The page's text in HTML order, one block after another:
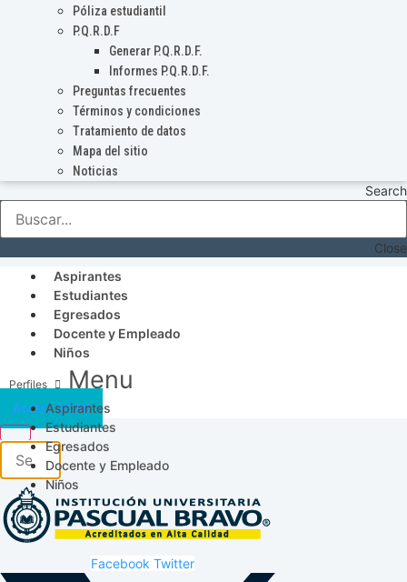
Póliza estudiantil
P.Q.R.D.F
Generar P.Q.R.D.F.
Informes P.Q.R.D.F.
Preguntas frecuentes
Términos y condiciones
Tratamiento de datos
Mapa del sitio
Noticias
Search
Close
Aspirantes
Estudiantes
Egresados
Docente y Empleado
Niños
Menu
Aspirantes
Estudiantes
Egresados
Docente y Empleado
Niños
Acceso SICAU
Facebook Twitter